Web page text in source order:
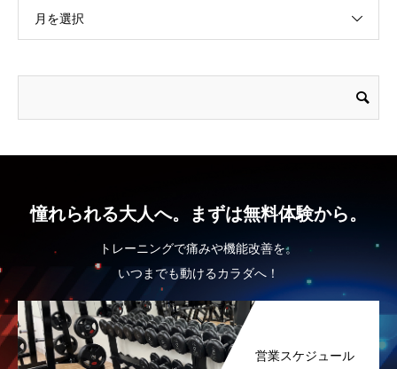
月を選択
憧れられる大人へ。まずは無料体験から。
トレーニングで痛みや機能改善を。
いつまでも動けるカラダへ！
営業スケジュール